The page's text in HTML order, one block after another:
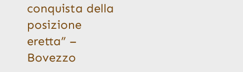
conquista della
posizione
eretta” –
Bovezzo